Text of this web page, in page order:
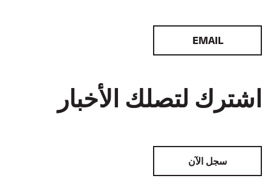
EMAIL
اشترك لتصلك الأخبار
سجل الآن